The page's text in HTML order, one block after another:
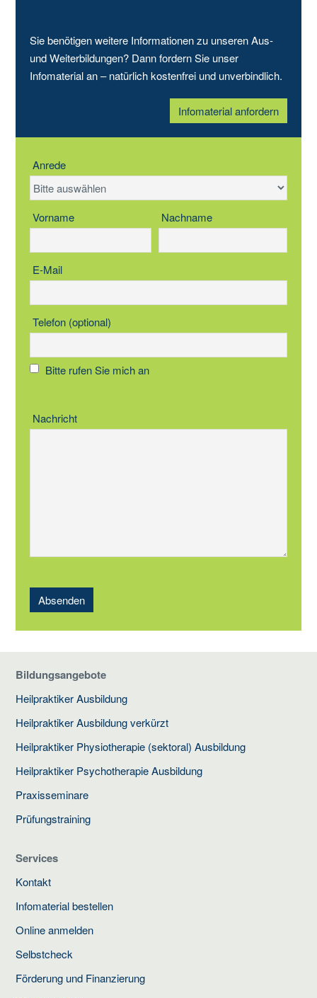
Sie benötigen weitere Informationen zu unseren Aus-
und Weiterbildungen? Dann fordern Sie unser
Infomaterial an – natürlich kostenfrei und unverbindlich.
Infomaterial anfordern
Anrede
Vorname Nachname
E-Mail
Telefon (optional)
Bitte rufen Sie mich an
Nachricht
Absenden
Bildungsangebote
Heilpraktiker Ausbildung
Heilpraktiker Ausbildung verkürzt
Heilpraktiker Physiotherapie (sektoral) Ausbildung
Heilpraktiker Psychotherapie Ausbildung
Praxisseminare
Prüfungstraining
Services
Kontakt
Infomaterial bestellen
Online anmelden
Selbstcheck
Förderung und Finanzierung